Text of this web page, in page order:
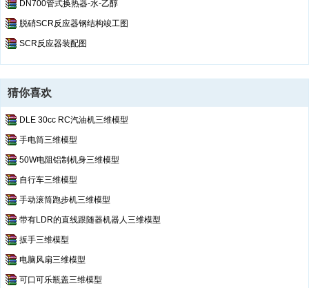
DN700管式换热器-水-乙醇
脱硝SCR反应器钢结构竣工图
SCR反应器装配图
猜你喜欢
DLE 30cc RC汽油机三维模型
手电筒三维模型
50W电阻铝制机身三维模型
自行车三维模型
手动滚筒跑步机三维模型
带有LDR的直线跟随器机器人三维模型
扳手三维模型
电脑风扇三维模型
可口可乐瓶盖三维模型